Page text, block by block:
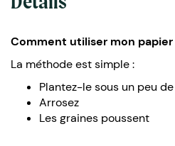
Comment utiliser mon
La méthode est simple :
Plantez-le sous un peu
Arrosez
Les graines poussent